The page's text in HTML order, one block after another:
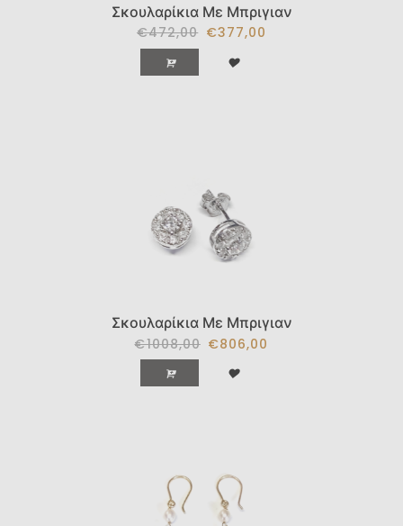
Σκουλαρίκια Με Μπριγιαν
€472,00 €377,00
Σκουλαρίκια Με Μπριγιαν
€1008,00 €806,00